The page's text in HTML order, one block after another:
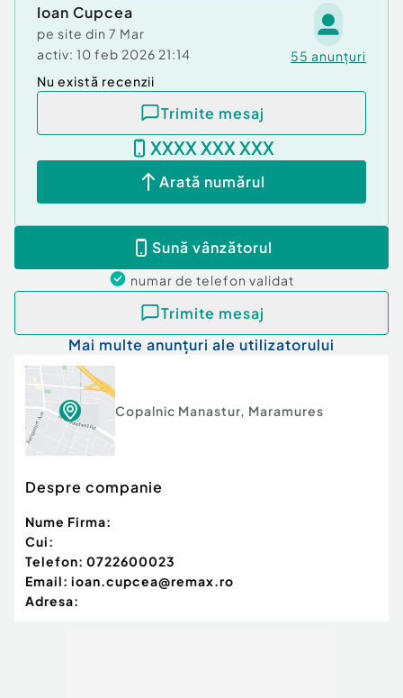
Ioan Cupcea
pe site din 7 Mar
activ: 10 feb 2026 21:14 55 anunțuri
Nu există recenzii
Trimite mesaj
XXXX XXX XXX
Arată numărul
Sună vânzătorul
numar de telefon validat
Trimite mesaj
Mai multe anunțuri ale utilizatorului
Copalnic Manastur, Maramures
Despre companie
Nume Firma:
Cui:
Telefon: 0722600023
Email: ioan.cupcea@remax.ro
Adresa: